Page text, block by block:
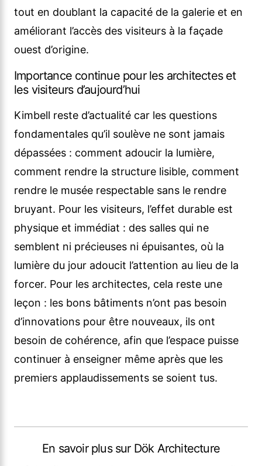
tout en doublant la capacité de la galerie et en
améliorant l’accès des visiteurs à la façade
ouest d’origine.
Importance continue pour les architectes et
les visiteurs d’aujourd’hui
Kimbell reste d’actualité car les questions
fondamentales qu’il soulève ne sont jamais
dépassées : comment adoucir la lumière,
comment rendre la structure lisible, comment
rendre le musée respectable sans le rendre
bruyant. Pour les visiteurs, l’effet durable est
physique et immédiat : des salles qui ne
semblent ni précieuses ni épuisantes, où la
lumière du jour adoucit l’attention au lieu de la
forcer. Pour les architectes, cela reste une
leçon : les bons bâtiments n’ont pas besoin
d’innovations pour être nouveaux, ils ont
besoin de cohérence, afin que l’espace puisse
continuer à enseigner même après que les
premiers applaudissements se soient tus.
En savoir plus sur Dök Architecture